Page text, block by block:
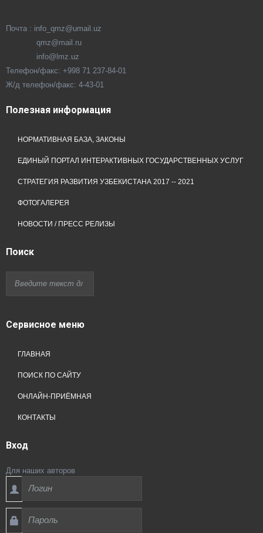
Почта : info_qmz@umail.uz
qmz@mail.ru
info@lmz.uz
Телефон/факс: +998 71 237-84-01
Ж/д телефон/факс: 4-43-01
Полезная информация
НОРМАТИВНАЯ БАЗА, ЗАКОНЫ
ЕДИНЫЙ ПОРТАЛ ИНТЕРАКТИВНЫХ ГОСУДАРСТВЕННЫХ УСЛУГ
СТРАТЕГИЯ РАЗВИТИЯ УЗБЕКИСТАНА 2017 -- 2021
ФОТОГАЛЕРЕЯ
НОВОСТИ / ПРЕСС РЕЛИЗЫ
Поиск
Сервисное меню
ГЛАВНАЯ
ПОИСК ПО САЙТУ
ОНЛАЙН-ПРИЁМНАЯ
КОНТАКТЫ
Вход
Для наших авторов